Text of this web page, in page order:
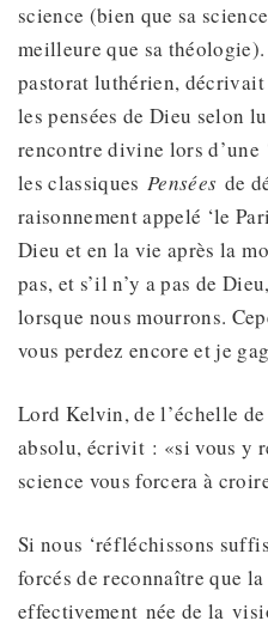
science (bien que sa
meilleure que sa
pastorat luthérien,
les pensées de Dieu selon
rencontre divine lors
les classiquesPensées de
raisonnement appelé ‘le
Dieu et en la vie après la
pas, et s’il n’y a pas de
lorsque nous mourrons.
vous perdez encore et je
Lord Kelvin, de l’échelle
absolu, écrivit : «si vous y
science vous forcera à
Si nous ‘réfléchissons
forcés de reconnaître que
effectivement née de la